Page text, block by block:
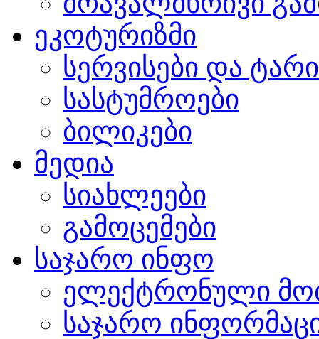
ეკოტურიზმი
სერვისები და
სასტუმროები
ბილიკები
მედია
სიახლეები
გამოცემები
საჯარო ინფო
ელექტრონული
საჯარო